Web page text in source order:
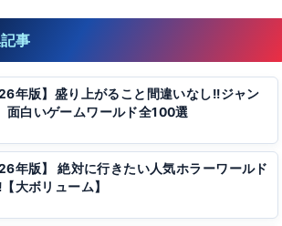
事
年版】盛り上がること間違いなし!!ジャン
面白いゲームワールド全100選
年版】 絶対に行きたい人気ホラーワールド
大ボリューム】